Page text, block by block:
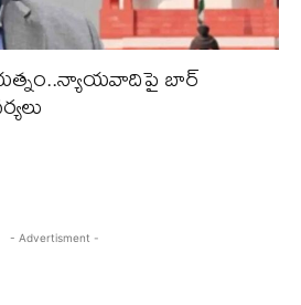
బార్
- Advertisment -